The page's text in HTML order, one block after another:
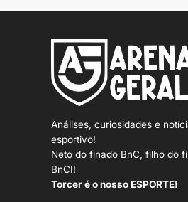
Análises, curiosidades e
esportivo!
Neto do finado BnC, filho do
BnCI!
Torcer é o nosso ESPORTE!